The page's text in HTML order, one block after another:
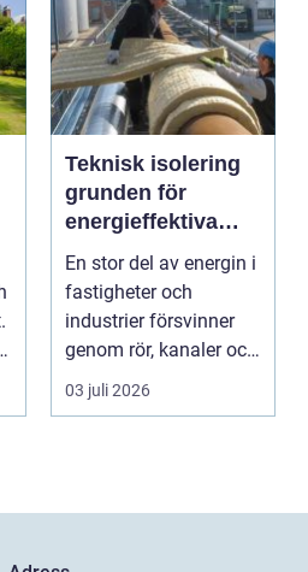
Teknisk isolering
grunden för
energieffektiva
och säkra
byggnader
En stor del av energin i
fastigheter och
industrier försvinner
genom rör, kanaler och
tekniska insta...
03 juli 2026